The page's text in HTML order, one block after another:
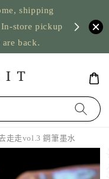
shipping
store pickup
back.
US
走走vol.3 鋼筆墨水